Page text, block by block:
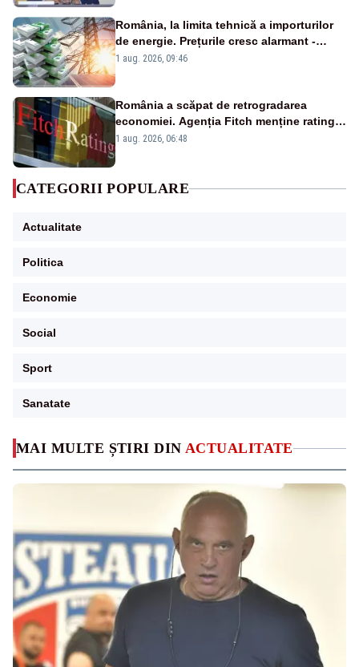
MAI MULTE ȘTIRI DIN ACTUALITATE
România, la limita tehnică a importurilor
de energie. Prețurile cresc alarmant -
Analiză Realitatea Plus
1 aug. 2026, 09:46
România a scăpat de retrogradarea
economiei. Agenția Fitch menține ratingul
„BBB-” cu perspectivă negativă
1 aug. 2026, 06:48
CATEGORII POPULARE
Actualitate
Politica
Economie
Social
Sport
Sanatate